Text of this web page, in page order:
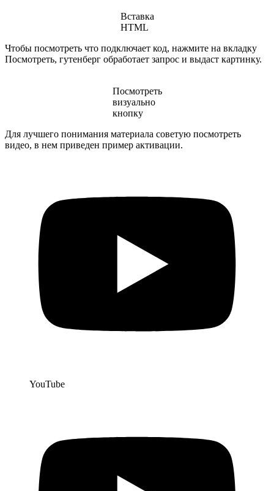
Вставка
HTML
Чтобы посмотреть что подключает код, нажмите на вкладку
Посмотреть, гутенберг обработает запрос и выдаст картинку.
Посмотреть
визуально
кнопку
Для лучшего понимания материала советую посмотреть
видео, в нем приведен пример активации.
YouTube